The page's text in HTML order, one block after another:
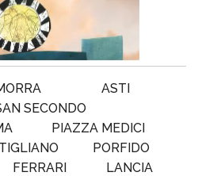
ASTI
SECONDO
PIAZZA MEDICI
PORFIDO
FERRARI LANCIA